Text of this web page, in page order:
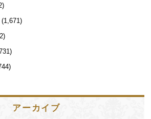
(1,671)
アーカイブ